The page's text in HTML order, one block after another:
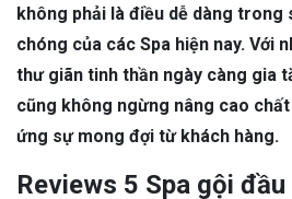
không phải là điều dễ dàng trong
chóng của các Spa hiện nay. Với
thư giãn tinh thần ngày càng gia
cũng không ngừng nâng cao
ứng sự mong đợi từ khách hàng.
Reviews 5 Spa gội